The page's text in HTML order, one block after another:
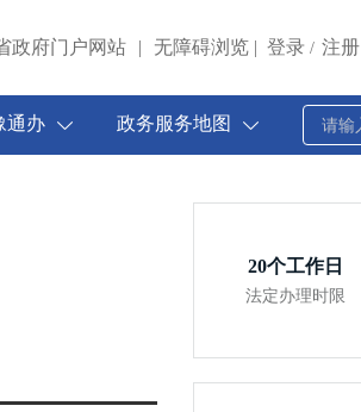
政府门户网站 | 无障碍浏览 | 登录 / 注册
通办 政务服务地图
20个工作日
法定办理时限